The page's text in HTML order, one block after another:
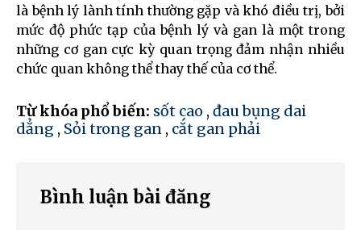
là bệnh lý lành tính thường gặp và khó điều trị, bởi
mức độ phức tạp của bệnh lý và gan là một trong
những cơ gan cực kỳ quan trọng đảm nhận nhiều
chức quan không thể thay thế của cơ thể.
Từ khóa phổ biến: sốt cao , đau bụng dai
dẳng , Sỏi trong gan , cắt gan phải
Bình luận bài đăng